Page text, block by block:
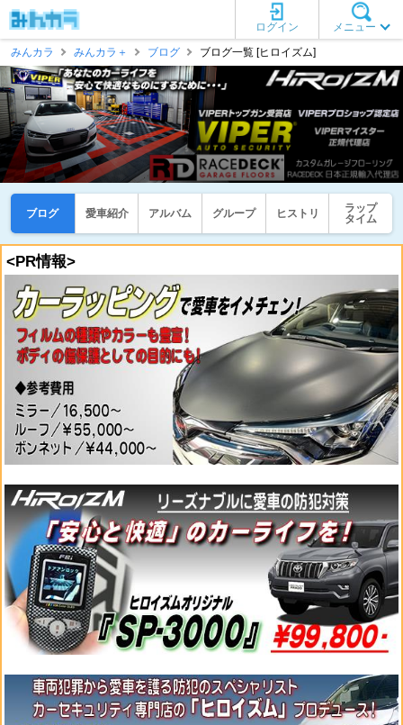
メニュー
ログイン
みんカラ
みんカラ＋ ブログ ブログ一覧 [ヒロイズム]
ブログ 愛車紹介 アルバム グループ ヒストリ
ラップ
タイム
<PR情報>